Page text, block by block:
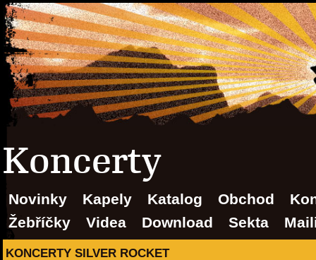
Koncerty
Novinky Kapely Katalog Obchod
Žebříčky
Videa Download Sekta
KONCERTY SILVER ROCKET